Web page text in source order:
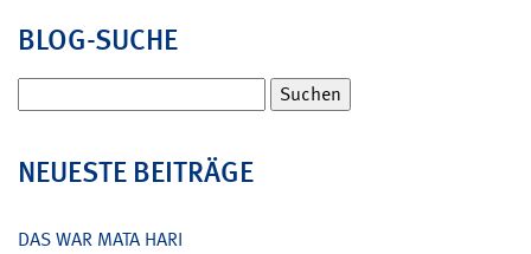
BLOG-SUCHE
nach:
NEUESTE BEITRÄGE
DAS WAR MATA HARI